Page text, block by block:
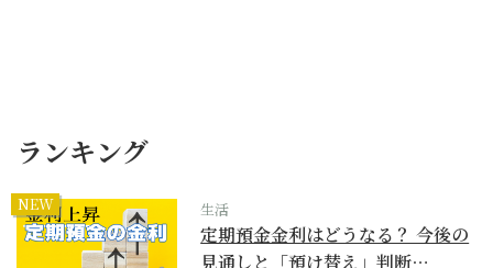
ランキング
NEW 生活
定期預金金利はどうなる？ 今後の
見通しと「預け替え」判断…